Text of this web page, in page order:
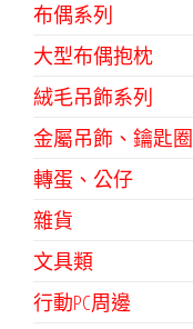
布偶系列
大型布偶抱枕
絨毛吊飾系列
金屬吊飾、鑰匙圈
轉蛋、公仔
雜貨
文具類
行動PC周邊